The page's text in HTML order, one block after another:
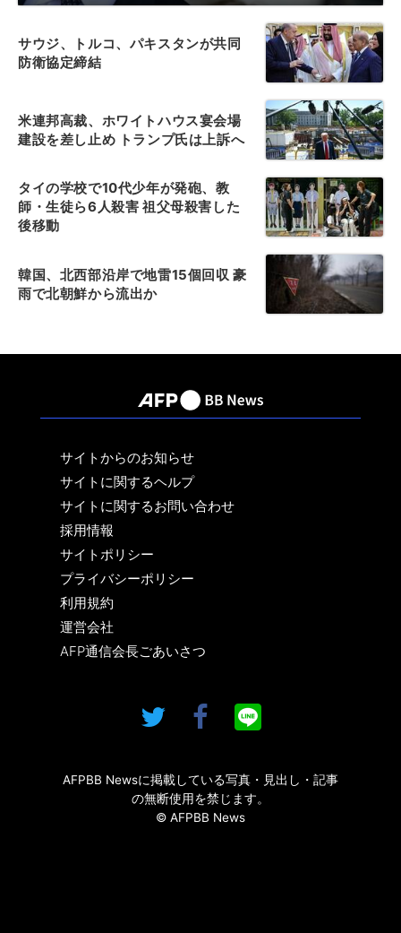
サウジ、トルコ、パキスタンが共同
防衛協定締結
米連邦高裁、ホワイトハウス宴会場
建設を差し止め トランプ氏は上訴へ
タイの学校で10代少年が発砲、教
師・生徒ら6人殺害 祖父母殺害した
後移動
韓国、北西部沿岸で地雷15個回収 豪
雨で北朝鮮から流出か
サイトからのお知らせ
サイトに関するヘルプ
サイトに関するお問い合わせ
採用情報
サイトポリシー
プライバシーポリシー
利用規約
運営会社
AFP通信会長ごあいさつ
AFPBB Newsに掲載している写真・見出し・記事
の無断使用を禁じます。
© AFPBB News